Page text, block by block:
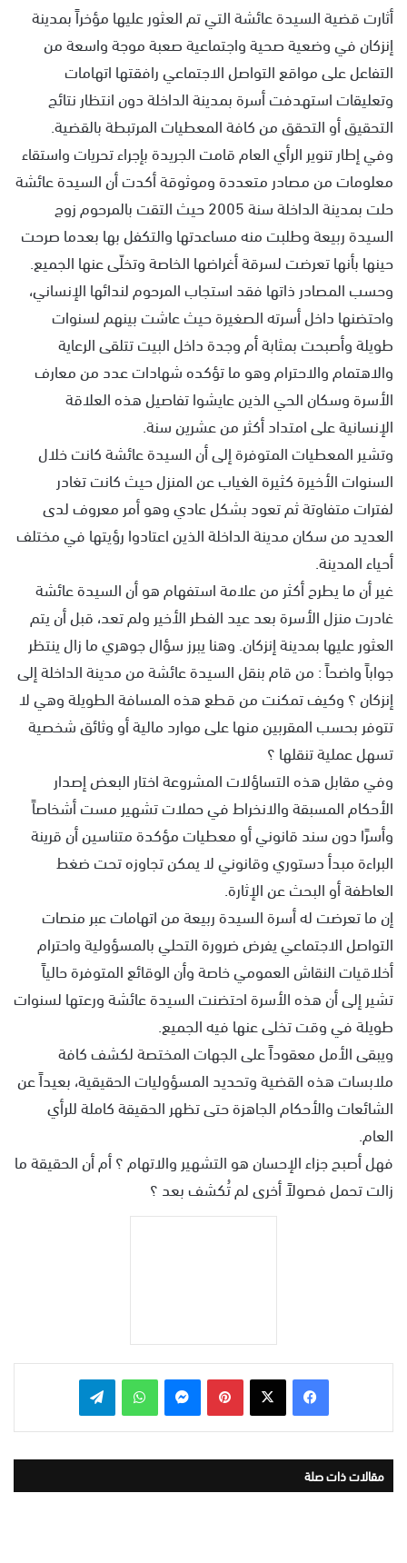
أثارت قضية السيدة عائشة التي تم العثور عليها مؤخراً بمدينة
إنزكان في وضعية صحية واجتماعية صعبة موجة واسعة من
التفاعل على مواقع التواصل الاجتماعي رافقتها اتهامات
وتعليقات استهدفت أسرة بمدينة الداخلة دون انتظار نتائج
التحقيق أو التحقق من كافة المعطيات المرتبطة بالقضية.
وفي إطار تنوير الرأي العام قامت الجريدة بإجراء تحريات واستقاء
معلومات من مصادر متعددة وموثوقة أكدت أن السيدة عائشة
حلت بمدينة الداخلة سنة 2005 حيث التقت بالمرحوم زوج
السيدة ربيعة وطلبت منه مساعدتها والتكفل بها بعدما صرحت
حينها بأنها تعرضت لسرقة أغراضها الخاصة وتخلّى عنها الجميع.
وحسب المصادر ذاتها فقد استجاب المرحوم لندائها الإنساني،
واحتضنها داخل أسرته الصغيرة حيث عاشت بينهم لسنوات
طويلة وأصبحت بمثابة أم وجدة داخل البيت تتلقى الرعاية
والاهتمام والاحترام وهو ما تؤكده شهادات عدد من معارف
الأسرة وسكان الحي الذين عايشوا تفاصيل هذه العلاقة
الإنسانية على امتداد أكثر من عشرين سنة.
وتشير المعطيات المتوفرة إلى أن السيدة عائشة كانت خلال
السنوات الأخيرة كثيرة الغياب عن المنزل حيث كانت تغادر
لفترات متفاوتة ثم تعود بشكل عادي وهو أمر معروف لدى
العديد من سكان مدينة الداخلة الذين اعتادوا رؤيتها في مختلف
أحياء المدينة.
غير أن ما يطرح أكثر من علامة استفهام هو أن السيدة عائشة
غادرت منزل الأسرة بعد عيد الفطر الأخير ولم تعد، قبل أن يتم
العثور عليها بمدينة إنزكان. وهنا يبرز سؤال جوهري ما زال ينتظر
جواباً واضحاً : من قام بنقل السيدة عائشة من مدينة الداخلة إلى
إنزكان ؟ وكيف تمكنت من قطع هذه المسافة الطويلة وهي لا
تتوفر بحسب المقربين منها على موارد مالية أو وثائق شخصية
تسهل عملية تنقلها ؟
وفي مقابل هذه التساؤلات المشروعة اختار البعض إصدار
الأحكام المسبقة والانخراط في حملات تشهير مست أشخاصاً
وأسرًا دون سند قانوني أو معطيات مؤكدة متناسين أن قرينة
البراءة مبدأ دستوري وقانوني لا يمكن تجاوزه تحت ضغط
العاطفة أو البحث عن الإثارة.
إن ما تعرضت له أسرة السيدة ربيعة من اتهامات عبر منصات
التواصل الاجتماعي يفرض ضرورة التحلي بالمسؤولية واحترام
أخلاقيات النقاش العمومي خاصة وأن الوقائع المتوفرة حالياً
تشير إلى أن هذه الأسرة احتضنت السيدة عائشة ورعتها لسنوات
طويلة في وقت تخلى عنها فيه الجميع.
ويبقى الأمل معقوداً على الجهات المختصة لكشف كافة
ملابسات هذه القضية وتحديد المسؤوليات الحقيقية، بعيداً عن
الشائعات والأحكام الجاهزة حتى تظهر الحقيقة كاملة للرأي
العام.
فهل أصبح جزاء الإحسان هو التشهير والاتهام ؟ أم أن الحقيقة ما
زالت تحمل فصولاً أخرى لم تُكشف بعد ؟
بينتيريست واتساب
مقالات ذات صلة